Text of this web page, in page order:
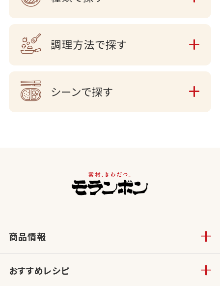
調理方法で探す
シーンで探す
商品情報
おすすめレシピ